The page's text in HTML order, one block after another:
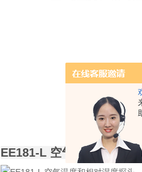
EE181-L 空气温度和相对